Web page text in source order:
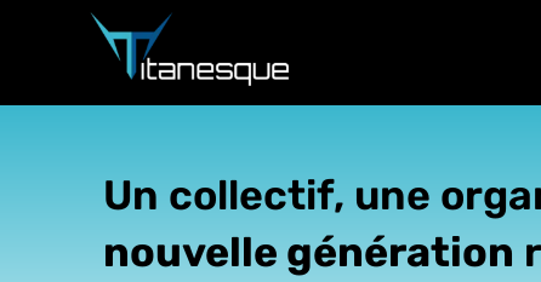
Un collectif, une
nouvelle génération